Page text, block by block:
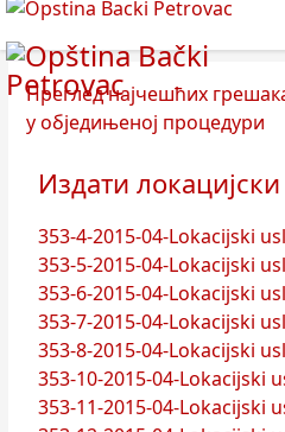
Преглед најчешћих
у обједињеној процедури
Издати
353-4-2015-04-Lokacijski
353-5-2015-04-Lokacijski
353-6-2015-04-Lokacijski
353-7-2015-04-Lokacijski
353-8-2015-04-Lokacijski
353-10-2015-04-Lokacijski
353-11-2015-04-Lokacijski